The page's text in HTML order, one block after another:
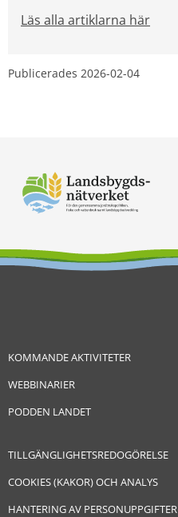
Läs alla artiklarna här
Publicerades 2026-02-04
KOMMANDE AKTIVITETER
WEBBINARIER
PODDEN LANDET
TILLGÄNGLIGHETSREDOGÖRELSE
COOKIES (KAKOR) OCH ANALYS
HANTERING AV PERSONUPPGIFTER